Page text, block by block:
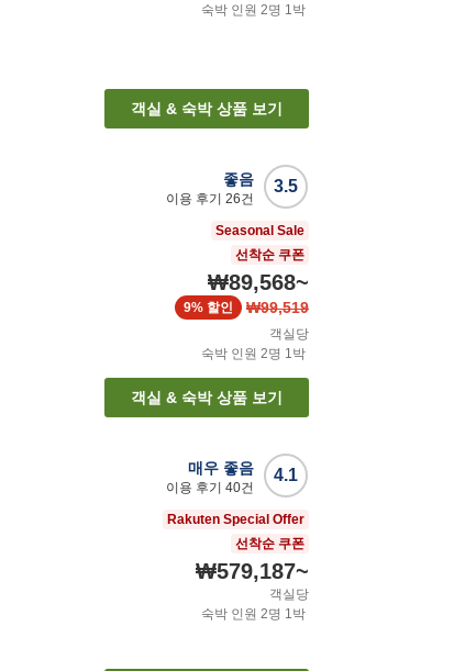
숙박 인원 2명 1박
객실 & 숙박 상품 보기
3.5
좋음
이용 후기 26건
Seasonal Sale
선착순 쿠폰
₩89,568~
₩99,519
9% 할인
객실당
숙박 인원 2명 1박
객실 & 숙박 상품 보기
4.1
매우 좋음
이용 후기 40건
Rakuten Special Offer
선착순 쿠폰
₩579,187~
객실당
숙박 인원 2명 1박